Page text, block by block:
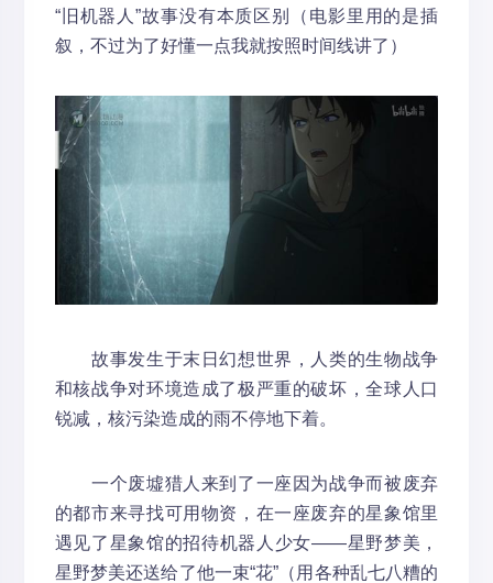
“旧机器人”故事没有本质区别（电影里用的是插
叙，不过为了好懂一点我就按照时间线讲了）
故事发生于末日幻想世界，人类的生物战争
和核战争对环境造成了极严重的破坏，全球人口
锐减，核污染造成的雨不停地下着。
一个废墟猎人来到了一座因为战争而被废弃
的都市来寻找可用物资，在一座废弃的星象馆里
遇见了星象馆的招待机器人少女——星野梦美，
星野梦美还送给了他一束“花”（用各种乱七八糟的